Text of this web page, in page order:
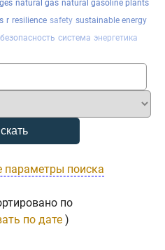
natural gas natural gasoline plants
r resilience safety sustainable energy
безопасность система энергетика
параметры поиска
по
по дате )